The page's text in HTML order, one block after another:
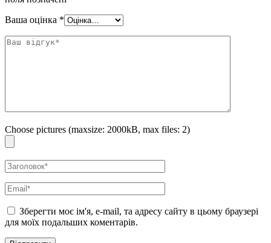
тканини, поки шкіра не висохне повністю.
Ваша оцінка *
Choose pictures (maxsize: 2000kB, max files: 2)
Зберегти моє ім'я, e-mail, та адресу сайту в цьому браузері
для моїх подальших коментарів.